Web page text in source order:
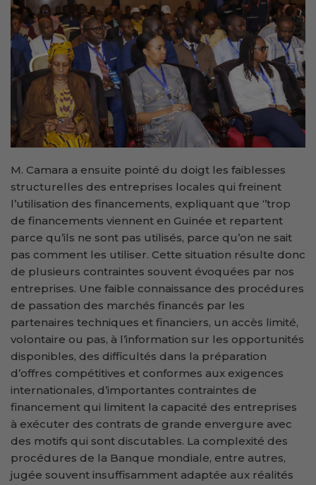
M. Camara a ensuite pointé du doigt les faiblesses
structurelles des entreprises locales qui freinent
l’utilisation des financements, expliquant que ‘’trop
de financements viennent en Guinée et repartent
parce qu’ils ne sont pas utilisés, parce qu’on ne sait
pas comment les utiliser. Cette situation résulte donc
de plusieurs contraintes souvent évoquées par nos
entreprises. Une faible connaissance des procédures
de passation des marchés financés par les
partenaires techniques et financiers, un accès limité,
volontaire ou pas, à l’information sur les opportunités
disponibles, des difficultés dans la préparation
d’offres compétitives et conformes aux exigences
internationales, d’importantes contraintes de
financement qui limitent la capacité des entreprises
à exécuter des contrats de grande envergure avec
des motifs qui sont discutables. La complexité des
procédures de la Banque mondiale, entre autres,
jugée souvent insuffisamment adaptée aux réalités